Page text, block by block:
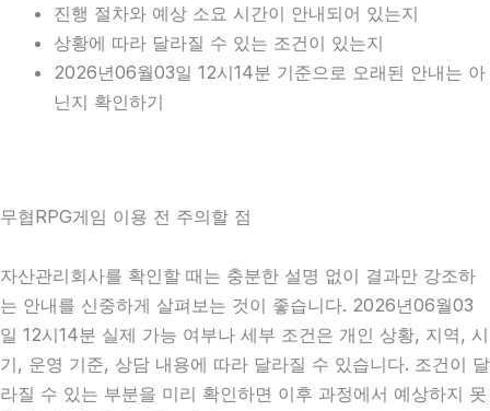
진행 절차와 예상 소요 시간이 안내되어 있는지
상황에 따라 달라질 수 있는 조건이 있는지
2026년06월03일 12시14분 기준으로 오래된 안내는 아
닌지 확인하기
무협RPG게임 이용 전 주의할 점
자산관리회사를 확인할 때는 충분한 설명 없이 결과만 강조하
는 안내를 신중하게 살펴보는 것이 좋습니다. 2026년06월03
일 12시14분 실제 가능 여부나 세부 조건은 개인 상황, 지역, 시
기, 운영 기준, 상담 내용에 따라 달라질 수 있습니다. 조건이 달
라질 수 있는 부분을 미리 확인하면 이후 과정에서 예상하지 못